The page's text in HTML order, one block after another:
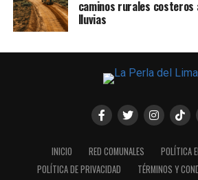
caminos rurales
lluvias
INICIO RED COMUNALES
POLÍTICA
POLÍTICA DE PRIVACIDAD
TÉRMINOS Y